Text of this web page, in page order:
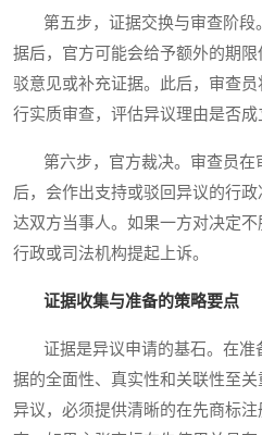
第五步，证据交换与审查阶段
据后，官方可能会给予额外的期
驳意见或补充证据。此后，审查
行实质审查，评估异议理由是否成
第六步，官方裁决。审查员在
后，会作出支持或驳回异议的行
达双方当事人。如果一方对决定
行政或司法机构提起上诉。
证据收集与准备的策略要点
证据是异议申请的基石。在准
据的全面性、真实性和关联性至
异议，必须提供清晰的在先商标